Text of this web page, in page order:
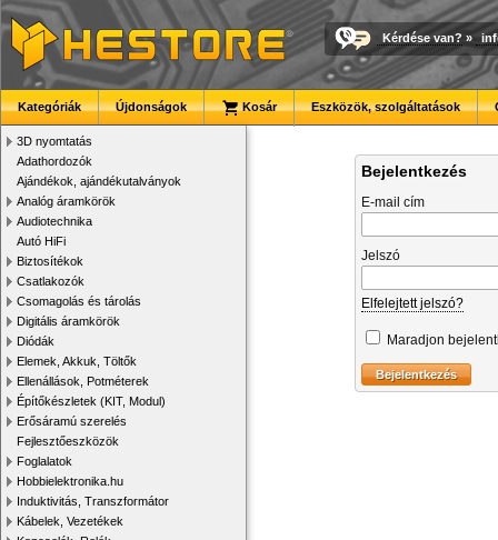
Kérdése van? »
Kategóriák Újdonságok Kosár Eszközök, szolgáltatások
3D nyomtatás
Adathordozók
Ajándékok, ajándékutalványok
Analóg áramkörök
Audiotechnika
Autó HiFi
Biztosítékok
Csatlakozók
Csomagolás és tárolás
Digitális áramkörök
Diódák
Elemek, Akkuk, Töltők
Ellenállások, Potméterek
Építőkészletek (KIT, Modul)
Erősáramú szerelés
Fejlesztőeszközök
Foglalatok
Hobbielektronika.hu
Induktivitás, Transzformátor
Kábelek, Vezetékek
Bejelentkezés
E-mail cím
Jelszó
Elfelejtett jelszó?
Maradjon